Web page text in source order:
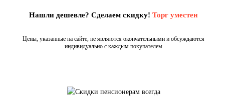
Нашли дешевле? Сделаем скидку!Торг уместен
Цены, указанные на сайте, не являются окончательными и обсуждаются
индивидуально с каждым покупателем